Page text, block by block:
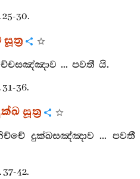
25-30.
... පවතී යි.
31-36.
සූත්‍ර
දුක්ඛසඤ්ඤාව ... පවතී
37-42.